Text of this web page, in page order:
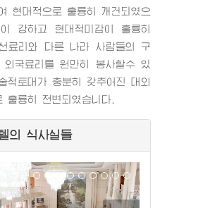
현대적으로 훌륭히 개건되였으
강하고 현대적미감이 훌륭히
료리와 다른 나라 사람들의 구
외국료리를 원만히 봉사할수 있
적토대가 충분히 갖추어진 대외
훌륭히 전변되였습니다.
의 식사실들